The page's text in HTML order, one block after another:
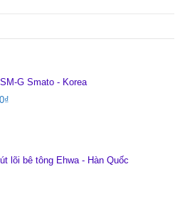
G Smato - Korea
₫
lõi bê tông Ehwa - Hàn Quốc